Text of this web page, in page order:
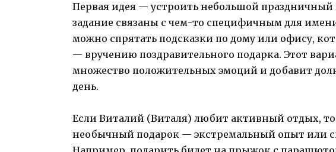
Первая идея — устроить небольшой праздничный
задание связаны с чем-то специфичным для
можно спрятать подсказки по дому или офису,
— вручению поздравительного подарка. Этот
множество положительных эмоций и добавит
день.
Если Виталий (Виталя) любит активный отдых,
необычный подарок — экстремальный опыт или